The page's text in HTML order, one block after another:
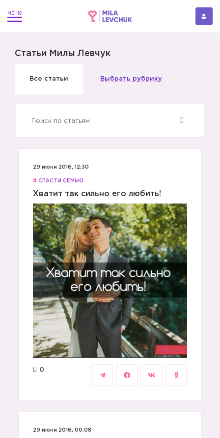
Статьи Милы Левчук
Все статьи Выбрать рубрику
29 июня 2016, 12:30
# СПАСТИ СЕМЬЮ
Хватит так сильно его любить!
0
29 июня 2016, 00:08